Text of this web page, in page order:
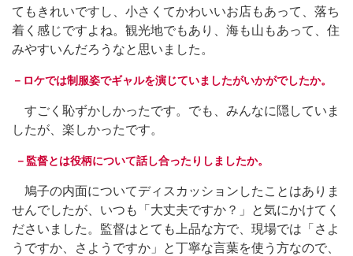
てもきれいですし、小さくてかわいいお店もあって、落ち
着く感じですよね。観光地でもあり、海も山もあって、住
みやすいんだろうなと思いました。
－ロケでは制服姿でギャルを演じていましたがいかがでしたか。
すごく恥ずかしかったです。でも、みんなに隠していま
したが、楽しかったです。
－監督とは役柄について話し合ったりしましたか。
鳩子の内面についてディスカッションしたことはありま
せんでしたが、いつも「大丈夫ですか？」と気にかけてく
ださいました。監督はとても上品な方で、現場では「さよ
うですか、さようですか」と丁寧な言葉を使う方なので、